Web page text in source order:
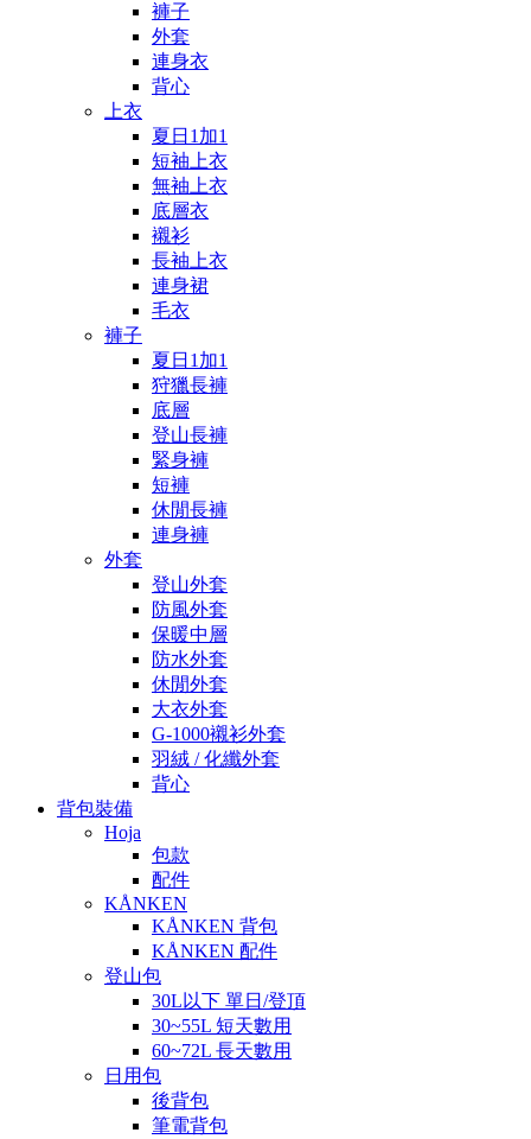
褲子
外套
連身衣
背心
上衣
夏日1加1
短袖上衣
無袖上衣
底層衣
襯衫
長袖上衣
連身裙
毛衣
褲子
夏日1加1
狩獵長褲
底層
登山長褲
緊身褲
短褲
休閒長褲
連身褲
外套
登山外套
防風外套
保暖中層
防水外套
休閒外套
大衣外套
G-1000襯衫外套
羽絨 / 化纖外套
背心
背包裝備
Hoja
包款
配件
KÅNKEN
KÅNKEN 背包
KÅNKEN 配件
登山包
30L以下 單日/登頂
30~55L 短天數用
60~72L 長天數用
日用包
後背包
筆電背包